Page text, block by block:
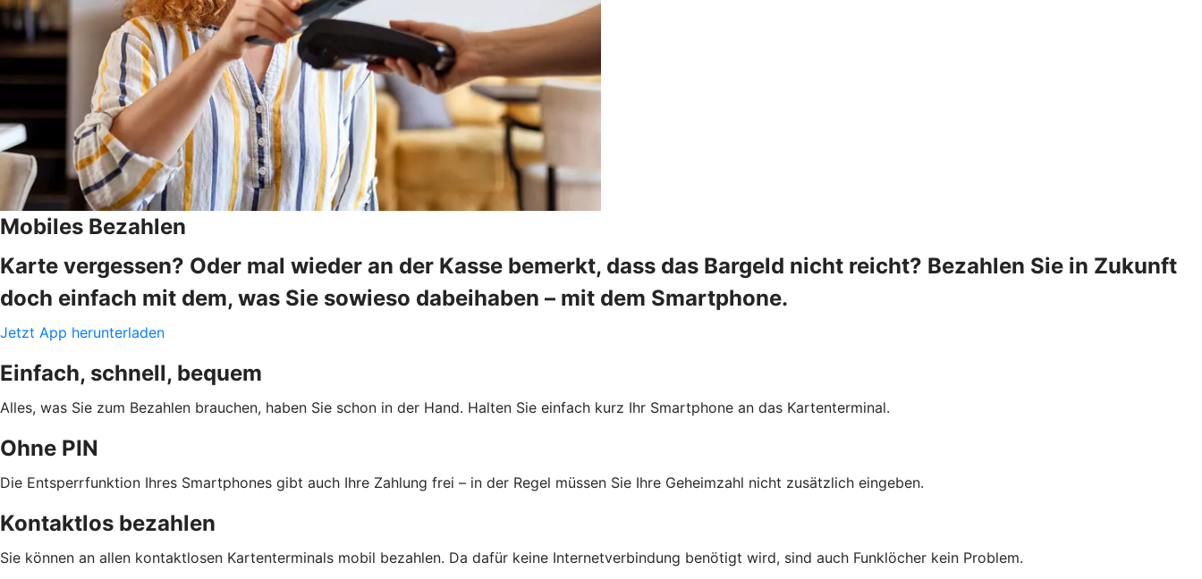
Mobiles Bezahlen
Karte vergessen? Oder mal wieder an der Kasse bemerkt, dass das Bargeld nicht reicht? Bezahlen Sie in Zukunft
doch einfach mit dem, was Sie sowieso dabeihaben – mit dem Smartphone.
Jetzt App herunterladen
Einfach, schnell, bequem
Alles, was Sie zum Bezahlen brauchen, haben Sie schon in der Hand. Halten Sie einfach kurz Ihr Smartphone an das Kartenterminal.
Ohne PIN
Die Entsperrfunktion Ihres Smartphones gibt auch Ihre Zahlung frei – in der Regel müssen Sie Ihre Geheimzahl nicht zusätzlich eingeben.
Kontaktlos bezahlen
Sie können an allen kontaktlosen Kartenterminals mobil bezahlen. Da dafür keine Internetverbindung benötigt wird, sind auch Funklöcher kein Problem.